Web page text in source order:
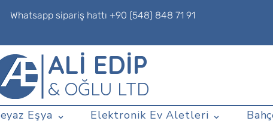
Whatsapp sipariş hattı +90 (548) 848 71 91
ALİ EDİP
& OĞLU LTD
Eşya ⌄ Elektronik Ev Aletleri ⌄